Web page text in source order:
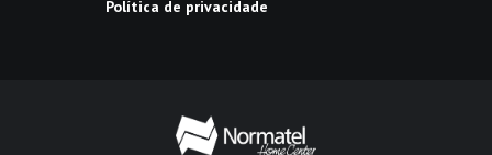
Política de privacidade